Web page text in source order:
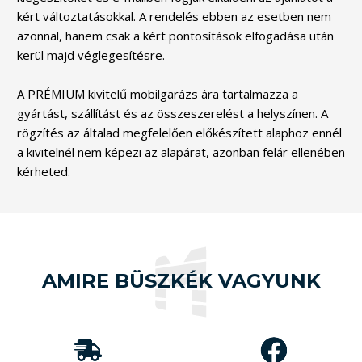
kért változtatásokkal. A rendelés ebben az esetben nem
azonnal, hanem csak a kért pontosítások elfogadása után
kerül majd véglegesítésre.
A PRÉMIUM kivitelű mobilgarázs ára tartalmazza a
gyártást, szállítást és az összeszerelést a helyszínen. A
rögzítés az általad megfelelően előkészített alaphoz ennél
a kivitelnél nem képezi az alapárat, azonban felár ellenében
kérheted.
AMIRE BÜSZKÉK VAGYUNK
A
MobilGarázsBolt.hu
már
2015
óta
értékelték a
munkánkat,
közel
1000 db